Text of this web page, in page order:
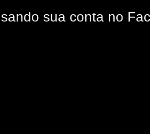
sua conta no